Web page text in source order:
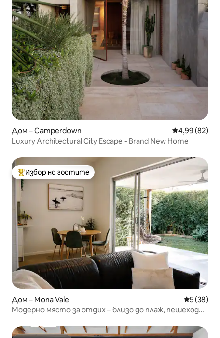
Дом – Camperdown Средна
4,99 (82)
Luxury Architectural City Escape - Brand New Home
Най-популярен избор на гостите
Избор на гостите
Дом – Mona Vale Средна
5 (38)
Модерно място за отдих – близо до плаж, пешеходно